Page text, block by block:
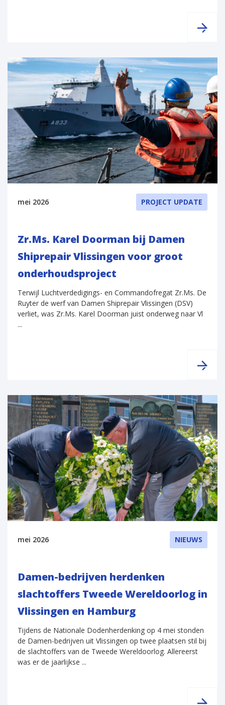
mei 2026 PROJECT UPDATE
Zr.Ms. Karel Doorman bij Damen
Shiprepair Vlissingen voor groot
onderhoudsproject
Terwijl Luchtverdedigings- en Commandofregat Zr.Ms. De
Ruyter de werf van Damen Shiprepair Vlissingen (DSV)
verliet, was Zr.Ms. Karel Doorman juist onderweg naar Vl
...
mei 2026 NIEUWS
Damen-bedrijven herdenken
slachtoffers Tweede Wereldoorlog in
Vlissingen en Hamburg
Tijdens de Nationale Dodenherdenking op 4 mei stonden
de Damen-bedrijven uit Vlissingen op twee plaatsen stil bij
de slachtoffers van de Tweede Wereldoorlog. Allereerst
was er de jaarlijkse ...